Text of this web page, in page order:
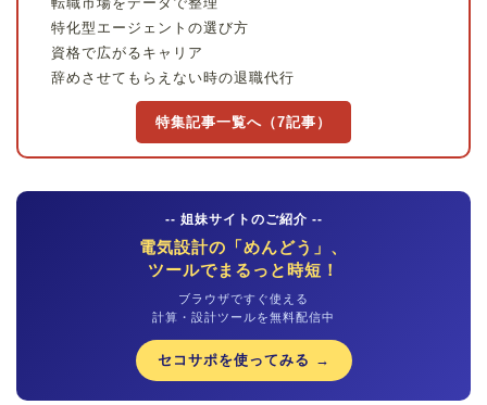
特化型エージェントの選び方
資格で広がるキャリア
辞めさせてもらえない時の退職代行
特集記事一覧へ（7記事）
-- 姐妹サイトのご紹介 --
電気設計の「めんどう」、
ツールでまるっと時短！
ブラウザですぐ使える
計算・設計ツールを無料配信中
セコサポを使ってみる →